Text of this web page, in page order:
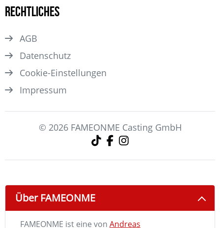
Rechtliches
AGB
Datenschutz
Cookie-Einstellungen
Impressum
© 2026 FAMEONME Casting GmbH
Über FAMEONME
FAMEONME ist eine von Andreas